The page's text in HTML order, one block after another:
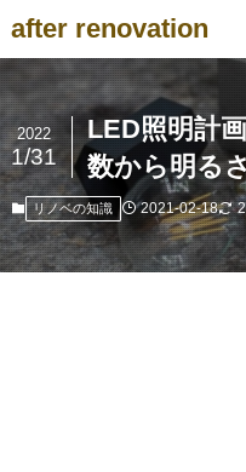
after renovation
LED照明計
数から明る
2022
1/31
リノベの知識 2021-02-18